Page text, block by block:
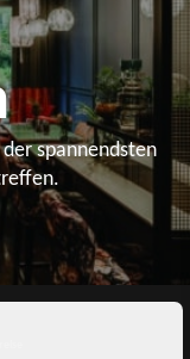
spannendsten